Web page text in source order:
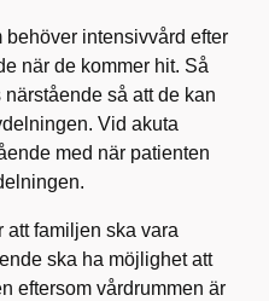
behöver intensivvård efter
när de kommer hit. Så
så att de kan
Vid akuta
med när patienten
att familjen ska vara
ska ha möjlighet att
eftersom vårdrummen är